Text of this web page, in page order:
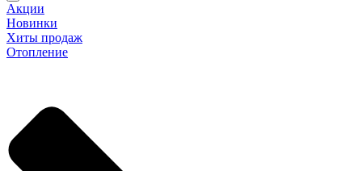
Акции
Новинки
Хиты продаж
Отопление